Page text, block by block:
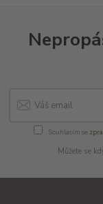
Souhlasím se
Můžete se